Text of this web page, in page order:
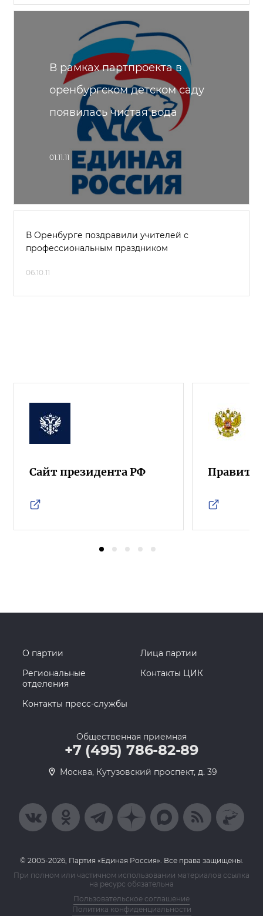
В рамках партпроекта в
оренбургском детском саду
появилась чистая вода
01.11.11
В Оренбурге поздравили учителей с
профессиональным праздником
06.10.11
Сайт президента РФ
О партии
Лица партии
Региональные
отделения
Контакты ЦИК
Контакты пресс-службы
Общественная приемная
+7 (495) 786-82-89
Москва, Кутузовский проспект, д. 39
© 2005-2026, Партия «Единая Россия». Все права защищены.
При полном или частичном использовании материалов ссылка
на ресурс обязательна
Пользовательское соглашение
Политика конфиденциальности